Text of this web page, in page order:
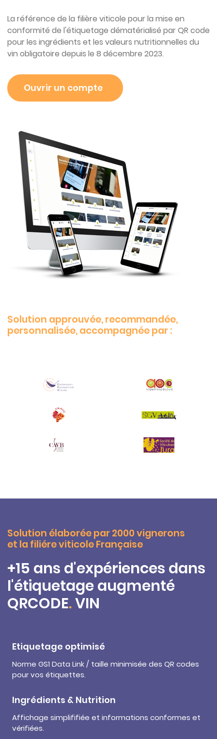
La référence de la filière viticole pour la mise en
conformité de l'étiquetage dématérialisé par QR code
pour les ingrédients et les valeurs nutritionnelles du
vin obligatoire depuis le 8 décembre 2023.
Ouvrir un compte
Solution approuvée, recommandée,
personnalisée, accompagnée par :
Solution élaborée par 2000 vignerons
et la filiére viticole Française
+15 ans d'expériences dans
l'étiquetage augmenté
QRCODE.VIN
Etiquetage optimisé
Norme GS1 Data Link / taille minimisée des QR codes
pour vos étiquettes.
Ingrédients & Nutrition
Affichage simplififiée et informations conformes et
vérifiées.